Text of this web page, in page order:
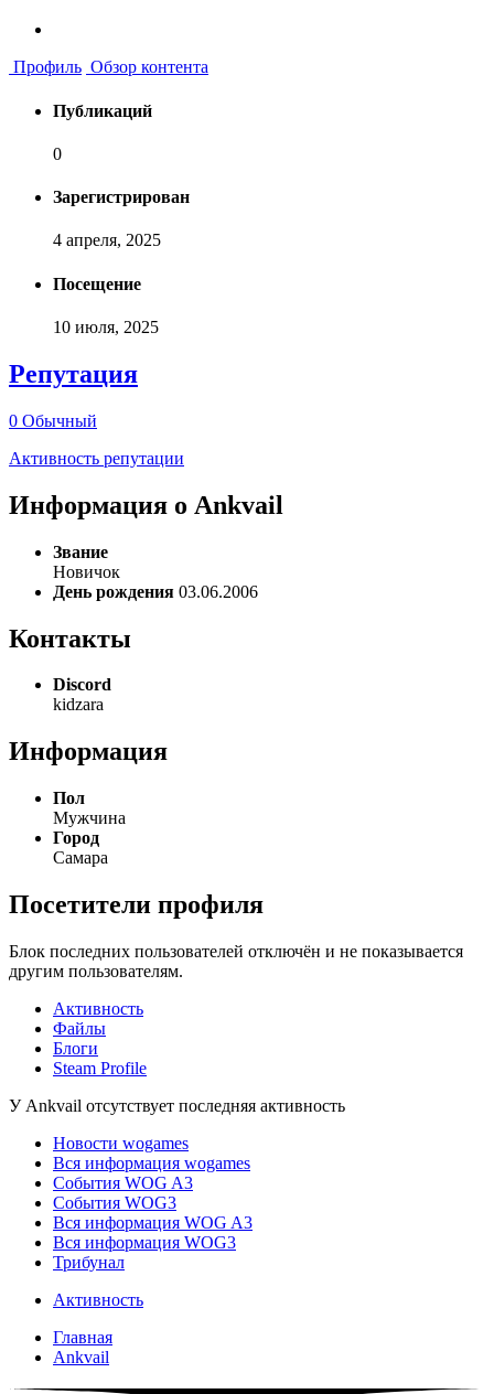
Профиль Обзор контента
Публикаций
0
Зарегистрирован
4 апреля, 2025
Посещение
10 июля, 2025
Репутация
0 Обычный
Активность репутации
Информация о Ankvail
Звание
Новичок
День рождения 03.06.2006
Контакты
Discord
kidzara
Информация
Пол
Мужчина
Город
Самара
Посетители профиля
Блок последних пользователей отключён и не показывается
другим пользователям.
Активность
Файлы
Блоги
Steam Profile
У Ankvail отсутствует последняя активность
Новости wogames
Вся информация wogames
События WOG A3
События WOG3
Вся информация WOG A3
Вся информация WOG3
Трибунал
Активность
Главная
Ankvail